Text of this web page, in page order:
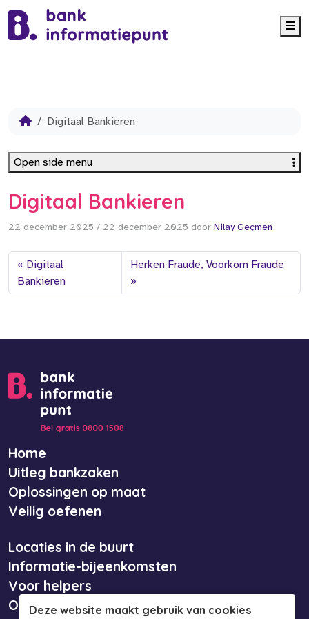
Digitaal Bankieren
Digitaal Bankieren
22 december 2025 / 22 december 2025 door Nilay Geçmen
Digitaal
Bankieren
Herken Fraude, Voorkom Fraude
Open side menu
Home
Uitleg bankzaken
Oplossingen op maat
Veilig oefenen
Locaties in de buurt
Informatie-bijeenkomsten
Voor helpers
Over ons
Deze website maakt gebruik van cookies